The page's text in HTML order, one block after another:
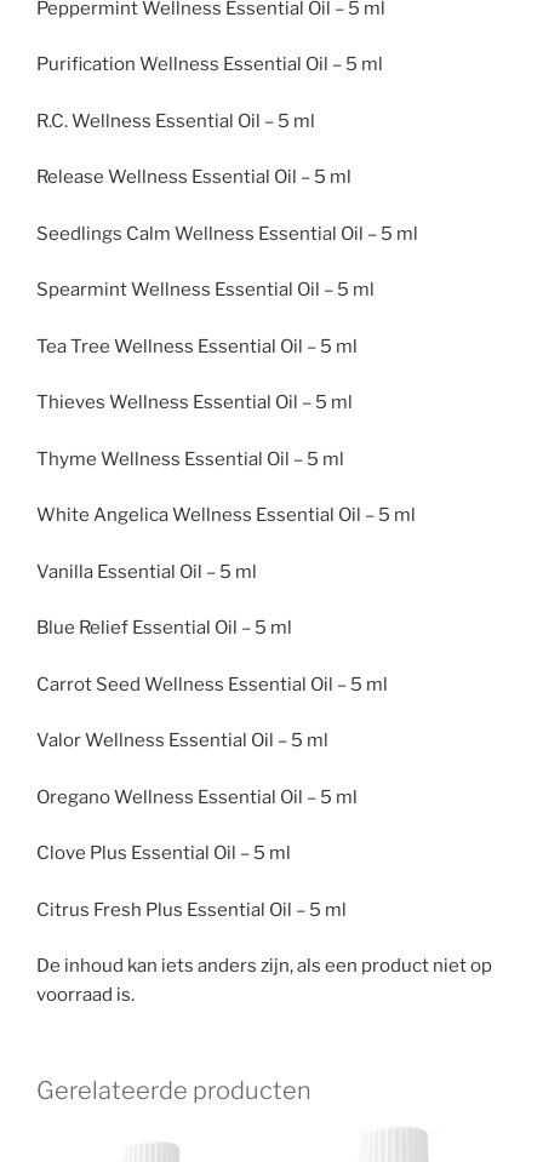
Peppermint Wellness Essential Oil – 5 ml
Purification Wellness Essential Oil – 5 ml
R.C. Wellness Essential Oil – 5 ml
Release Wellness Essential Oil – 5 ml
Seedlings Calm Wellness Essential Oil – 5 ml
Spearmint Wellness Essential Oil – 5 ml
Tea Tree Wellness Essential Oil – 5 ml
Thieves Wellness Essential Oil – 5 ml
Thyme Wellness Essential Oil – 5 ml
White Angelica Wellness Essential Oil – 5 ml
Vanilla Essential Oil – 5 ml
Blue Relief Essential Oil – 5 ml
Carrot Seed Wellness Essential Oil – 5 ml
Valor Wellness Essential Oil – 5 ml
Oregano Wellness Essential Oil – 5 ml
Clove Plus Essential Oil – 5 ml
Citrus Fresh Plus Essential Oil – 5 ml
De inhoud kan iets anders zijn, als een product niet op
voorraad is.
Gerelateerde producten